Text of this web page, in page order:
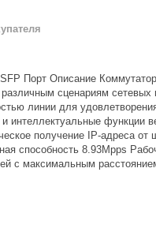
Порт Описание Коммутатор
сценариям сетевых
линии для
интеллектуальные функции
получение IP-адреса
способность 8.93Mpps
с максимальным